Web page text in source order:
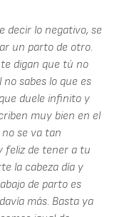
decir lo negativo, se
un parto de otro.
digan que tú no
sabes lo que es
duele infinito y
muy bien en el
se va tan
feliz de tener a tu
la cabeza día y
de parto es
más. Basta ya